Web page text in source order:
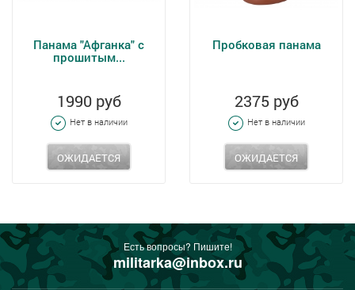
Панама "Афганка" с
прошитым...
1990 руб
Нет в наличии
ОЖИДАЕТСЯ
Пробковая панама
2375 руб
Нет в наличии
ОЖИДАЕТСЯ
Есть вопросы? Пишите!
militarka@inbox.ru